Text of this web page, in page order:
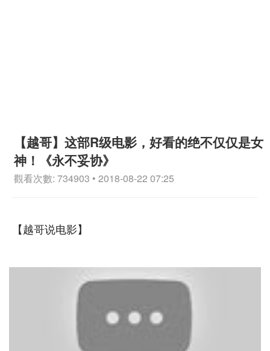
【越哥】这部R级电影，好看的绝不仅仅是女
神！《永不妥协》
觀看次數: 734903 • 2018-08-22 07:25
【越哥说电影】